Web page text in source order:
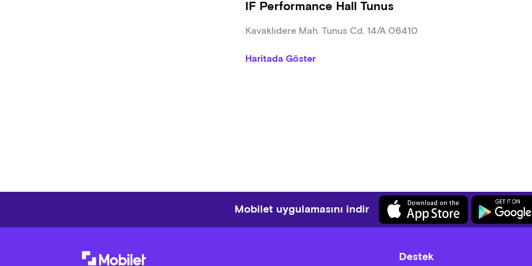
IF Performance Hall Tunus
Kavaklıdere Mah. Tunus Cd. 14/A 06410
Haritada Göster
Mobilet uygulamasını indir
Destek